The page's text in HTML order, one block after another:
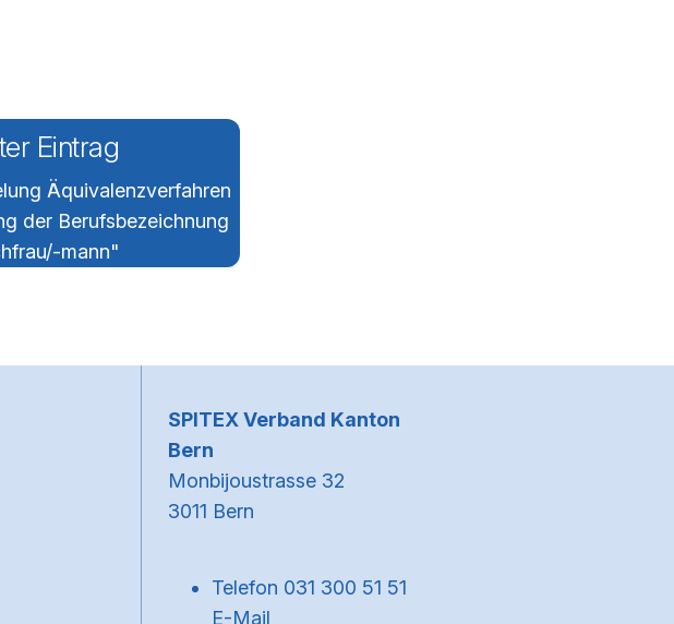
Eintrag
Äquivalenzverfahren
der Berufsbezeichnung
mann"
~Kontaktinformationen
SPITEX Verband Kanton
Bern
Monbijoustrasse 32
3011 Bern
Telefon 031 300 51 51
E-Mail